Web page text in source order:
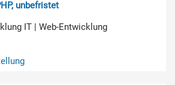
unbefristet
IT | Web-Entwicklung